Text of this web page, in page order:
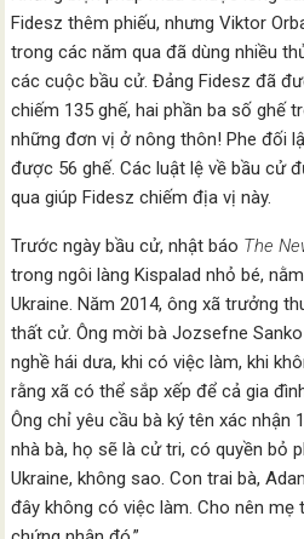
Fidesz thêm phiếu, nhưng Viktor
trong các năm qua đã dùng nhiều
các cuộc bầu cử. Đảng Fidesz đã
chiếm 135 ghế, hai phần ba số ghế
những đơn vị ở nông thôn! Phe đối
được 56 ghế. Các luật lệ về bầu cử
qua giúp Fidesz chiếm địa vị này.
Trước ngày bầu cử, nhật báo The
trong ngôi làng Kispalad nhỏ bé,
Ukraine. Năm 2014, ông xã trưởng
thất cử. Ông mời bà Jozsefne
nghề hái dưa, khi có việc làm, khi
rằng xã có thể sắp xếp để cả gia
Ông chỉ yêu cầu bà ký tên xác nhận
nhà bà, họ sẽ là cử tri, có quyền bỏ
Ukraine, không sao. Con trai bà,
đây không có việc làm. Cho nên